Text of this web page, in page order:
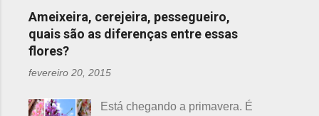
Ameixeira, cerejeira, pessegueiro,
quais são as diferenças entre essas
flores?
fevereiro 20, 2015
Está chegando a primavera. É